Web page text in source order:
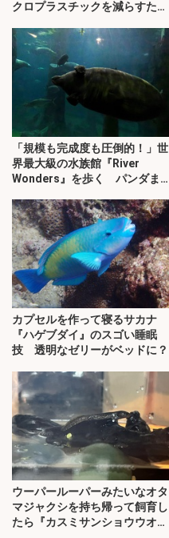
クロプラスチックを減らすため
「規模も完成度も圧倒的！」世
界最大級の水族館『River
Wonders』を歩く パンダまで
カプセルを作って寝るサカナ
『ハゲブダイ』のスゴい睡眠
技 透明なゼリーがベッドに？
ウーパールーパーみたいなオタ
マジャクシを持ち帰って飼育し
たら『カスミサンショウウオ』